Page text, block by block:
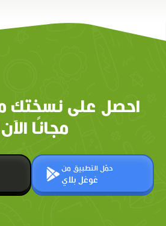
احصل على نسختك
مجانًا
حمّل التطبيق من
غوغل بلاي